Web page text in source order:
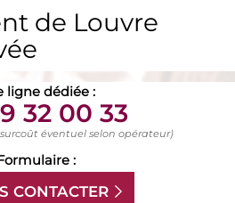
de Louvre
ligne dédiée :
32 00 33
surcoût éventuel selon opérateur)
:
CONTACTER